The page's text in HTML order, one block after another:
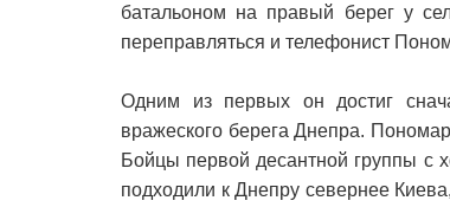
батальоном на правый берег у
переправляться и телефонист
Одним из первых он достиг
вражеского берега Днепра.
Бойцы первой десантной группы с
подходили к Днепру севернее